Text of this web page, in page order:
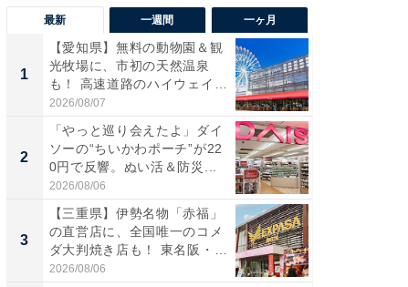
最新 一週間 一ヶ月
1
【愛知県】無料の動物園＆観
光牧場に、市初の天然温泉
も！ 高速道路のハイウェイオ
ア...
2026/08/07
2
「やっと巡り会えたよ」ダイ
ソーの“ちいかわポーチ”が22
0円で反響。ぬい活＆防災...
2026/08/06
3
【三重県】伊勢名物「赤福」
の直営店に、全国唯一のコメ
ダ大判焼き店も！ 東名阪・
伊...
2026/08/06